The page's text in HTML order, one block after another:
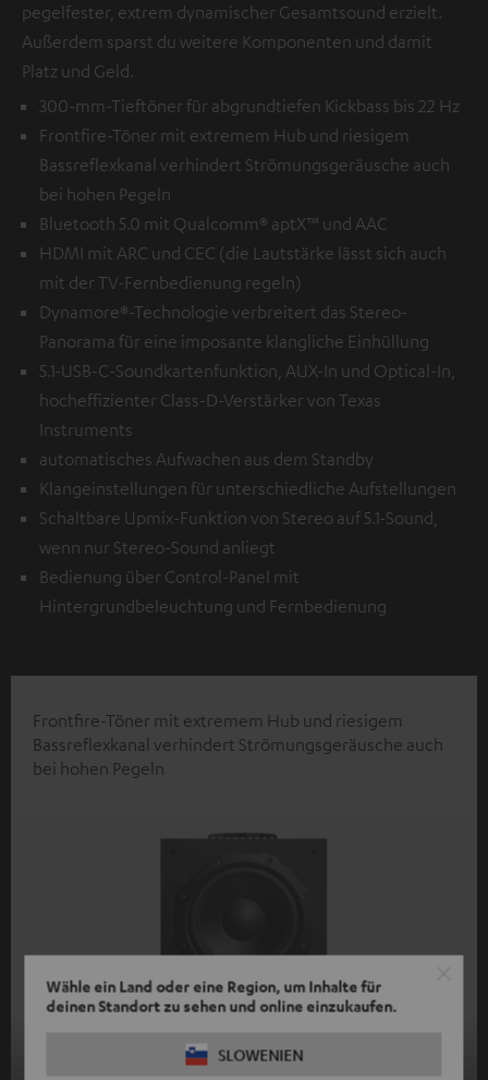
Wähle ein Land oder eine Region, um Inhalte für
deinen Standort zu sehen und online einzukaufen.
SLOWENIEN
pegelfester, extrem dynamischer Gesamtsound erzielt.
Außerdem sparst du weitere Komponenten und damit
Platz und Geld.
300-mm-Tieftöner für abgrundtiefen Kickbass bis 22 Hz
Frontfire-Töner mit extremem Hub und riesigem
Bassreflexkanal verhindert Strömungsgeräusche auch
bei hohen Pegeln
Bluetooth 5.0 mit Qualcomm® aptX™ und AAC
HDMI mit ARC und CEC (die Lautstärke lässt sich auch
mit der TV-Fernbedienung regeln)
Dynamore®-Technologie verbreitert das Stereo-
Panorama für eine imposante klangliche Einhüllung
5.1-USB-C-Soundkartenfunktion, AUX-In und Optical-In,
hocheffizienter Class-D-Verstärker von Texas
Instruments
automatisches Aufwachen aus dem Standby
Klangeinstellungen für unterschiedliche Aufstellungen
Schaltbare Upmix-Funktion von Stereo auf 5.1-Sound,
wenn nur Stereo-Sound anliegt
Bedienung über Control-Panel mit
Hintergrundbeleuchtung und Fernbedienung
Frontfire-Töner mit extremem Hub und riesigem
Bassreflexkanal verhindert Strömungsgeräusche auch
bei hohen Pegeln